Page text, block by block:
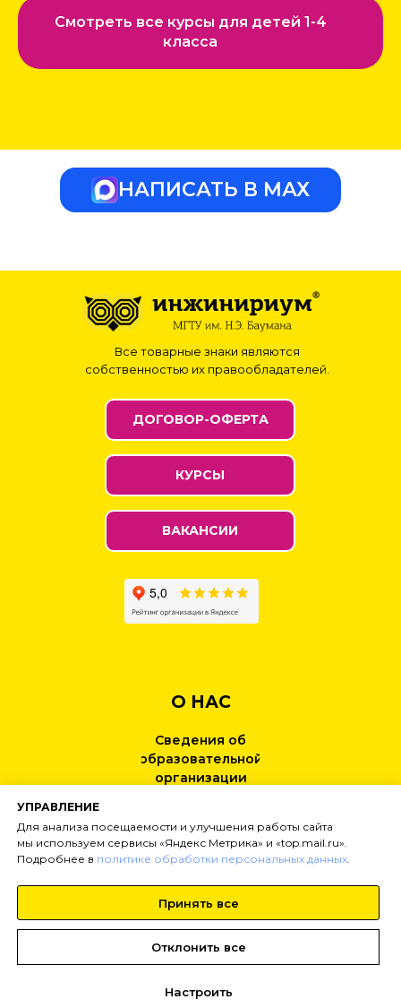
Смотреть все курсы для детей 1-4
класса
НАПИСАТЬ В МАХ
Все товарные знаки являются
собственностью их правообладателей.
Тел: +7 (499) 495-25-01
О НАС
inginirium-khimki.ru
ВАКАНСИИ
КУРСЫ
Сведения об
образовательной
организации
ДОГОВОР-ОФЕРТА
УПРАВЛЕНИЕ
Для анализа посещаемости и улучшения работы сайта
мы используем сервисы «Яндекс Метрика» и «top.mail.ru».
Подробнее в политике обработки персональных данных
Принять все
Отклонить все
Настроить